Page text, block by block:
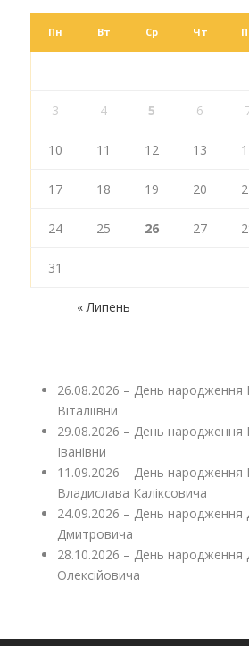
Пн Вт Ср Чт
3 4 5 6
10 11 12 13
17 18 19 20
24 25 26 27
31
« Липень
26.08.2026 – День народження
Віталіївни
29.08.2026 – День народження
Іванівни
11.09.2026 – День народження
Владислава Каліксовича
24.09.2026 – День народження
Дмитровича
28.10.2026 – День народження
Олексійовича